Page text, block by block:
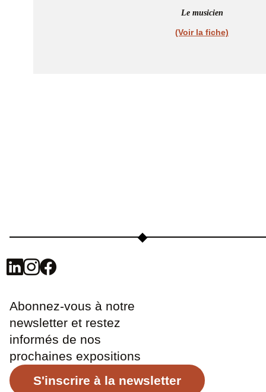
Le musicien
(Voir la fiche)
Abonnez-vous à notre
newsletter et restez
informés de nos
prochaines expositions
S'inscrire à la newsletter